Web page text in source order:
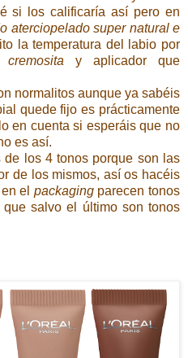
si los calificaría así pero en
aterciopelado super natural e
la temperatura del labio por
cremosita y aplicador que
normalitos aunque ya sabéis
quede fijo es prácticamente
en cuenta si esperáis que no
es así.
los 4 tonos porque son las
de los mismos, así os hacéis
el packagingparecen tonos
salvo el último son tonos